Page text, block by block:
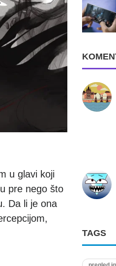
u glavi koji
pre nego što
Da li je ona
TAGS